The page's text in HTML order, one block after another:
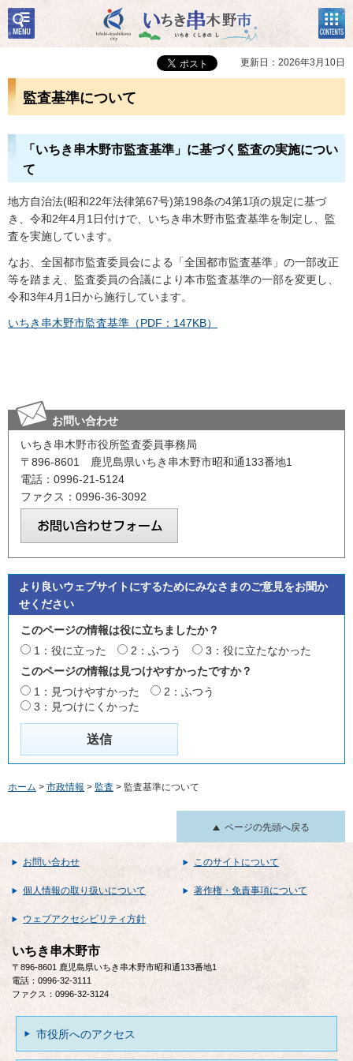
いちき串木野市
検
索・
共通
コン
テン
ツメ
ニュ
更新日：2026年3月10日
監査基準について
「いちき串木野市監査基準」に基づく監査の実施につい
て
地方自治法(昭和22年法律第67号)第198条の4第1項の規定に基づ
き、令和2年4月1日付けで、いちき串木野市監査基準を制定し、監
査を実施しています。
なお、全国都市監査委員会による「全国都市監査基準」の一部改正
等を踏まえ、監査委員の合議により本市監査基準の一部を変更し、
令和3年4月1日から施行しています。
いちき串木野市監査基準（PDF：147KB）
お問い合わせ
いちき串木野市役所監査委員事務局
〒896-8601 鹿児島県いちき串木野市昭和通133番地1
電話：0996-21-5124
ファクス：0996-36-3092
より良いウェブサイトにするためにみなさまのご意見をお聞か
せください
このページの情報は役に立ちましたか？
1：役に立った
2：ふつう
3：役に立たなかった
このページの情報は見つけやすかったですか？
1：見つけやすかった
2：ふつう
3：見つけにくかった
ホーム > 市政情報 > 監査 > 監査基準について
ページの先頭へ戻る
お問い合わせ このサイトについて
個人情報の取り扱いについて 著作権・免責事項について
ウェブアクセシビリティ方針
いちき串木野市
〒896-8601 鹿児島県いちき串木野市昭和通133番地1
電話：0996-32-3111
ファクス：0996-32-3124
市役所へのアクセス